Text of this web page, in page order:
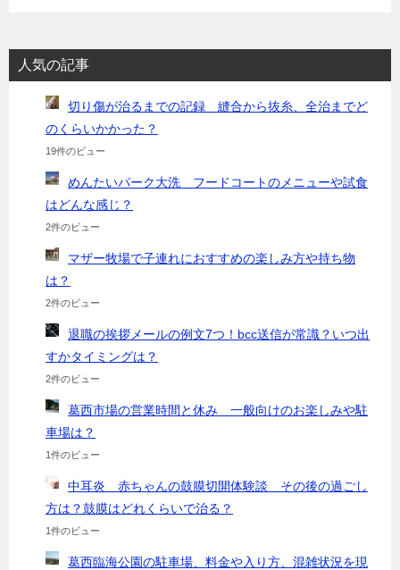
人気の記事
切り傷が治るまでの記録 縫合から抜糸、全治までど
のくらいかかった？
19件のビュー
めんたいパーク大洗 フードコートのメニューや試食
はどんな感じ？
2件のビュー
マザー牧場で子連れにおすすめの楽しみ方や持ち物
は？
2件のビュー
退職の挨拶メールの例文7つ！bcc送信が常識？いつ出
すかタイミングは？
2件のビュー
葛西市場の営業時間と休み 一般向けのお楽しみや駐
車場は？
1件のビュー
中耳炎 赤ちゃんの鼓膜切開体験談 その後の過ごし
方は？鼓膜はどれくらいで治る？
1件のビュー
葛西臨海公園の駐車場、料金や入り方、混雑状況を現